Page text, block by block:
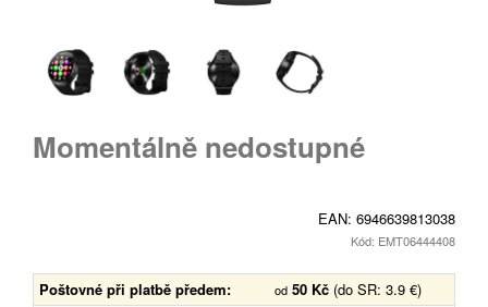
Momentálně nedostupné
EAN: 6946639813038
Kód: EMT06444408
Poštovné při platbě předem: od 50 Kč (do SR: 3.9 €)